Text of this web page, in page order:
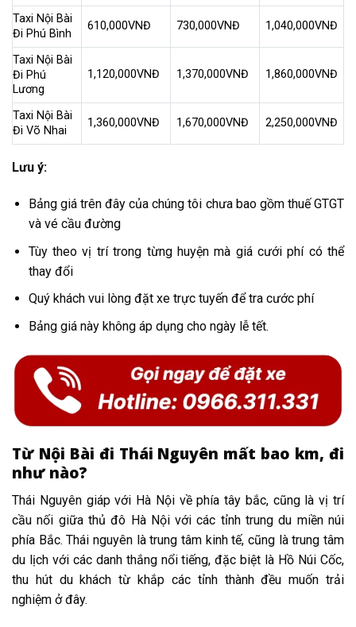
Taxi Nội Bài
Đi Phú Bình
610,000VNĐ 730,000VNĐ 1,040,000VNĐ
Taxi Nội Bài
Đi Phú
Lương
1,120,000VNĐ 1,370,000VNĐ 1,860,000VNĐ
Taxi Nội Bài
Đi Võ Nhai
1,360,000VNĐ 1,670,000VNĐ 2,250,000VNĐ
Lưu ý:
Bảng giá trên đây của chúng tôi chưa bao gồm thuế GTGT
và vé cầu đường
Tùy theo vị trí trong từng huyện mà giá cưới phí có thể
thay đổi
Quý khách vui lòng đặt xe trực tuyến để tra cước phí
Bảng giá này không áp dụng cho ngày lễ tết.
Từ Nội Bài đi Thái Nguyên mất bao km, đi
như nào?
Thái Nguyên giáp với Hà Nội về phía tây bắc, cũng là vị trí
cầu nối giữa thủ đô Hà Nội với các tỉnh trung du miền núi
phía Bắc. Thái nguyên là trung tâm kinh tế, cũng là trung tâm
du lịch với các danh thắng nổi tiếng, đặc biệt là Hồ Núi Cốc,
thu hút du khách từ khắp các tỉnh thành đều muốn trải
nghiệm ở đây.